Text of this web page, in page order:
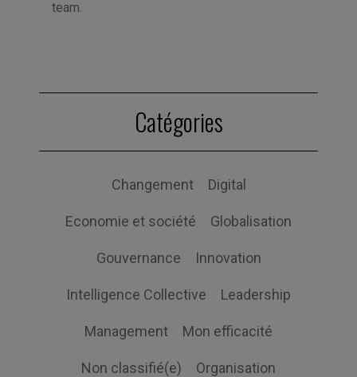
team.
Catégories
Changement Digital
Economie et société Globalisation
Gouvernance Innovation
Intelligence Collective Leadership
Management Mon efficacité
Non classifié(e) Organisation